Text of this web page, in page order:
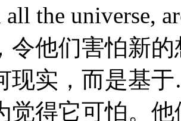
the universe,
令他们害怕新
现实，而是基
觉得它可怕。